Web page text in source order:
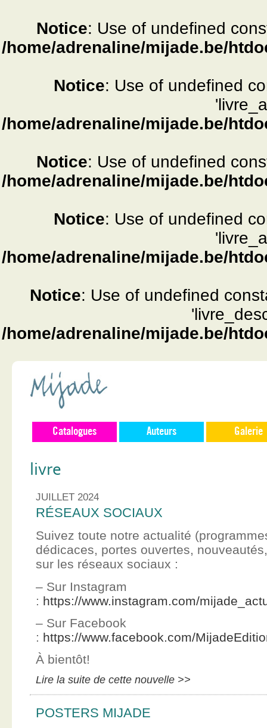
Notice: Use of undefined
/home/adrenaline/mijade.be/
Notice: Use of undefined
/home/adrenaline/mijade.be/
Notice: Use of undefined
/home/adrenaline/mijade.be/
Notice: Use of undefined
/home/adrenaline/mijade.be/
Notice: Use of undefined
/home/adrenaline/mijade.be/
Catalogues Auteurs Galerie
livre
JUILLET 2024
RÉSEAUX SOCIAUX
Suivez toute notre actualité
dédicaces, portes ouvertes,
sur les réseaux sociaux :
– Sur Instagram
: https://www.instagram.com/
– Sur Facebook
: https://www.facebook.com/
À bientôt!
Lire la suite de cette nouvelle >>
POSTERS MIJADE